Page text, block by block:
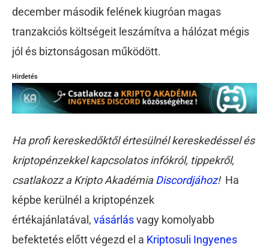
december második felének kiugróan magas
tranzakciós költségeit leszámítva a hálózat mégis
jól és biztonságosan működött.
Hirdetés
Ha profi kereskedőktől értesülnél kereskedéssel és
kriptopénzekkel kapcsolatos infókról, tippekről,
csatlakozz a Kripto AkadémiaDiscordjához! Ha
képbe kerülnél a kriptopénzek
értékajánlatával, vásárlásvagy komolyabb
befektetés előtt végezd el a Kriptosuli Ingyenes